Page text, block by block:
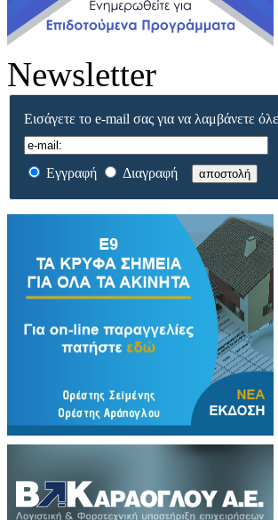
Newsletter
Εισάγετε το e-mail σας για να λαμβάνετε
Εγγραφή Διαγραφή αποστολή